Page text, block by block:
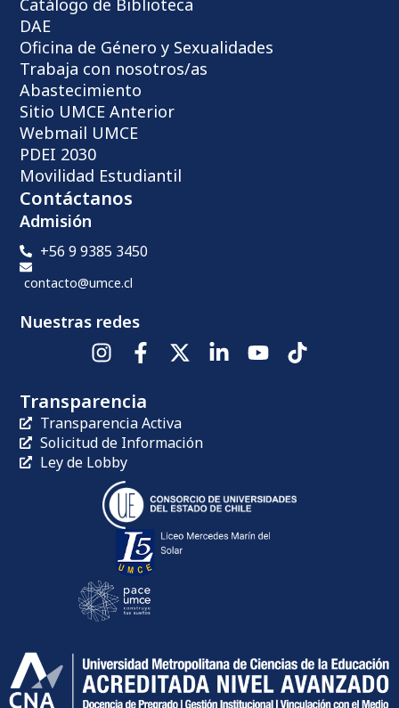
Catálogo de Biblioteca
DAE
Oficina de Género y Sexualidades
Trabaja con nosotros/as
Abastecimiento
Sitio UMCE Anterior
Webmail UMCE
PDEI 2030
Movilidad Estudiantil
Contáctanos
Admisión
+56 9 9385 3450
contacto@umce.cl
Nuestras redes
Transparencia
Transparencia Activa
Solicitud de Información
Ley de Lobby